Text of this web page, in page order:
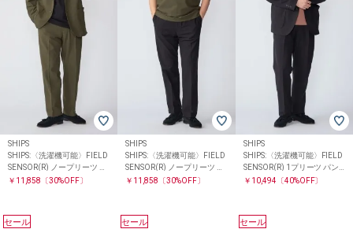
SHIPS
SHIPS:〈洗濯機可能〉FIELD
SENSOR(R) ノープリーツ パ
ンツ(セットアップ対応)
￥11,858 〔30%OFF〕
SHIPS
SHIPS:〈洗濯機可能〉FIELD
SENSOR(R) ノープリーツ パ
ンツ(セットアップ対応)
￥11,858 〔30%OFF〕
SHIPS
SHIPS:〈洗濯機可能〉FIELD
SENSOR(R) 1プリーツ パン
ツ(セットアップ対応)
￥10,494 〔40%OFF〕
セール セール セール